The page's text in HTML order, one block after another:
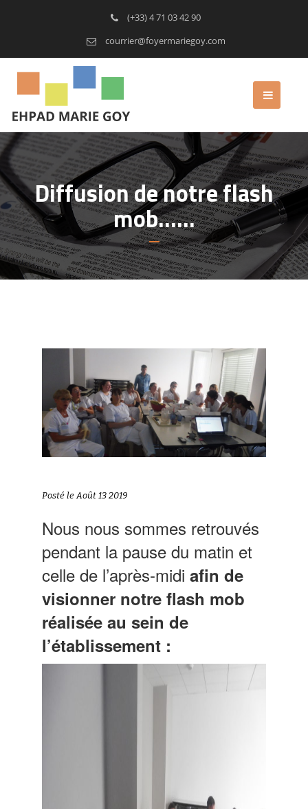
(+33) 4 71 03 42 90
courrier@foyermariegoy.com
Diffusion de notre flash
mob……
Posté le Août 13 2019
Nous nous sommes retrouvés
pendant la pause du matin et
celle de l’après-midiafin de
visionner notre flash mob
réalisée au sein de
l’établissement :